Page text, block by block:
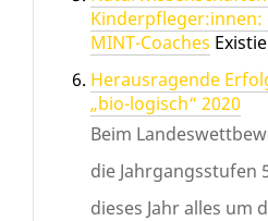
MINT-Coaches
Herausragende
„bio-logisch“ 2020
Beim
die Jahrgangsstufen
dieses Jahr alles um